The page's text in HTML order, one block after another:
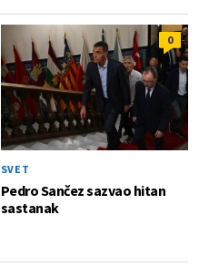
0
SVET
Pedro Sančez sazvao hitan
sastanak